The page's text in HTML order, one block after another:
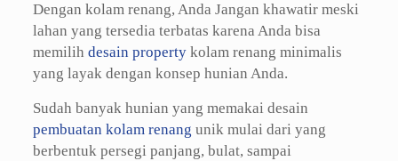
Dengan kolam renang, Anda Jangan khawatir meski
lahan yang tersedia terbatas karena Anda bisa
memilih desain propertykolam renang minimalis
yang layak dengan konsep hunian Anda.
Sudah banyak hunian yang memakai desain
pembuatan kolam renang unik mulai dari yang
berbentuk persegi panjang, bulat, sampai